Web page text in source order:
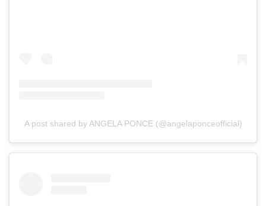
A post shared by ANGELA PONCE (@angelaponceofficial)